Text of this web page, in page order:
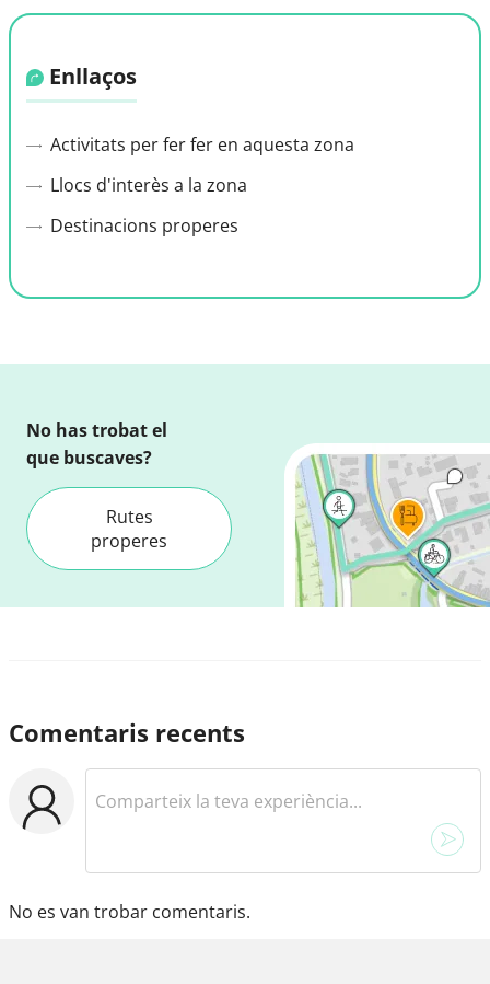
Enllaços
Activitats per fer fer en aquesta zona
Llocs d'interès a la zona
Destinacions properes
No has trobat el
que buscaves?
Rutes
properes
Comentaris recents
No es van trobar comentaris.